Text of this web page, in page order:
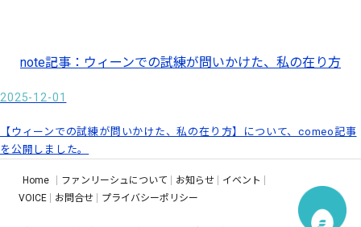
note記事：ウィーンでの試練が問いかけた、私の在り方
2025-12-01
【ウィーンでの試練が問いかけた、私の在り方】について、comeo記事
を公開しました。
Home ファンリーシュについて お知らせ
イベント
VOICE
お問合せ プライバシーポリシー